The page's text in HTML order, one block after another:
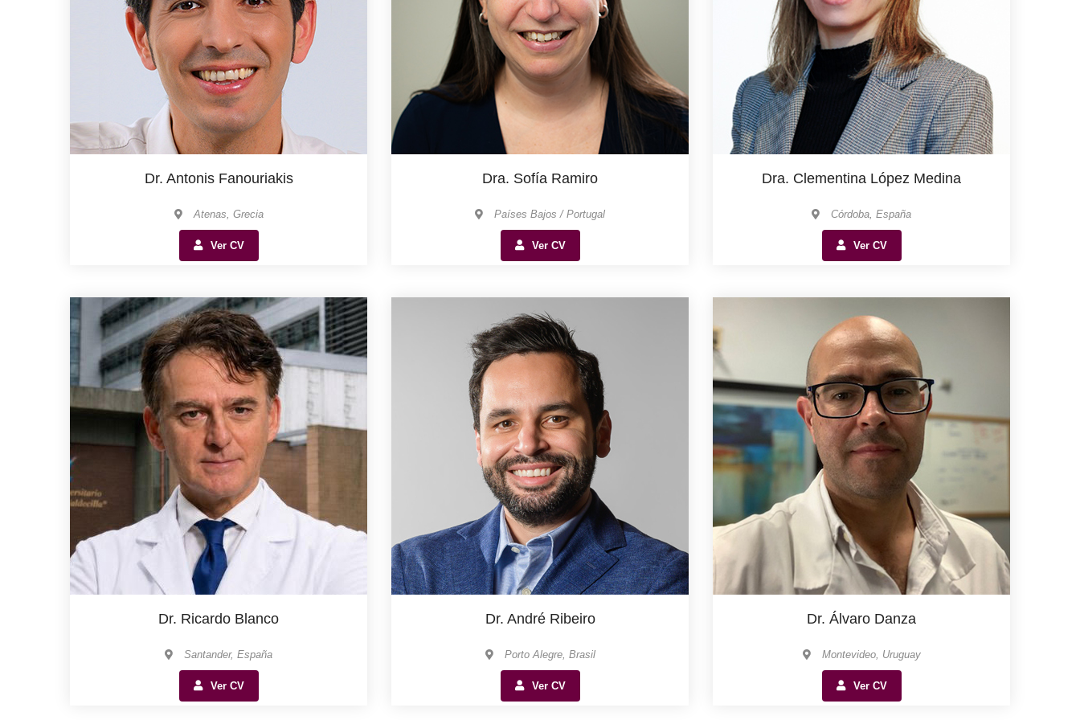
Dr. Antonis Fanouriakis
Atenas, Grecia
Ver CV
Dra. Sofía Ramiro
Países Bajos / Portugal
Ver CV
Dra. Clementina López Medina
Córdoba, España
Ver CV
Dr. Ricardo Blanco
Santander, España
Ver CV
Dr. André Ribeiro
Porto Alegre, Brasil
Ver CV
Dr. Álvaro Danza
Montevideo, Uruguay
Ver CV